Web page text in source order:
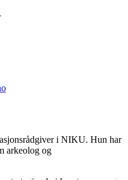
i NIKU. Hun har
arkeolog og